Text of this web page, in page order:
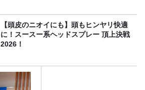
【頭皮のニオイにも】頭もヒンヤリ快適
に！スースー系ヘッドスプレー 頂上決戦
2026！